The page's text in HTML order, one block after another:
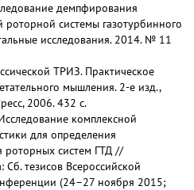
демпфирования
роторной системы газотурбинного
исследования. 2014. № 11
ТРИЗ. Практическое
мышления. 2-е изд.,
2006. 432 с.
комплексной
для определения
роторных систем ГТД //
Сб. тезисов Всероссийской
(24–27 ноября 2015;